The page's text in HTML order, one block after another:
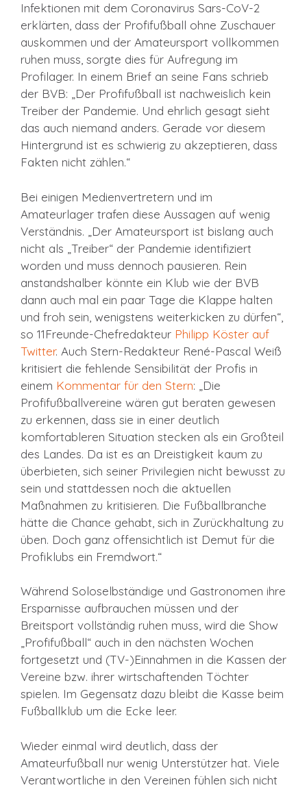
Infektionen mit dem Coronavirus Sars-CoV-2
erklärten, dass der Profifußball ohne Zuschauer
auskommen und der Amateursport vollkommen
ruhen muss, sorgte dies für Aufregung im
Profilager. In einem Brief an seine Fans schrieb
der BVB: „Der Profifußball ist nachweislich kein
Treiber der Pandemie. Und ehrlich gesagt sieht
das auch niemand anders. Gerade vor diesem
Hintergrund ist es schwierig zu akzeptieren, dass
Fakten nicht zählen.“
Bei einigen Medienvertretern und im
Amateurlager trafen diese Aussagen auf wenig
Verständnis. „Der Amateursport ist bislang auch
nicht als „Treiber“ der Pandemie identifiziert
worden und muss dennoch pausieren. Rein
anstandshalber könnte ein Klub wie der BVB
dann auch mal ein paar Tage die Klappe halten
und froh sein, wenigstens weiterkicken zu dürfen“,
so 11Freunde-Chefredakteur Philipp Köster auf
Twitter. Auch Stern-Redakteur René-Pascal Weiß
kritisiert die fehlende Sensibilität der Profis in
einem Kommentar für den Stern: „Die
Profifußballvereine wären gut beraten gewesen
zu erkennen, dass sie in einer deutlich
komfortableren Situation stecken als ein Großteil
des Landes. Da ist es an Dreistigkeit kaum zu
überbieten, sich seiner Privilegien nicht bewusst zu
sein und stattdessen noch die aktuellen
Maßnahmen zu kritisieren. Die Fußballbranche
hätte die Chance gehabt, sich in Zurückhaltung zu
üben. Doch ganz offensichtlich ist Demut für die
Profiklubs ein Fremdwort.“
Während Soloselbständige und Gastronomen ihre
Ersparnisse aufbrauchen müssen und der
Breitsport vollständig ruhen muss, wird die Show
„Profifußball“ auch in den nächsten Wochen
fortgesetzt und (TV-)Einnahmen in die Kassen der
Vereine bzw. ihrer wirtschaftenden Töchter
spielen. Im Gegensatz dazu bleibt die Kasse beim
Fußballklub um die Ecke leer.
Wieder einmal wird deutlich, dass der
Amateurfußball nur wenig Unterstützer hat. Viele
Verantwortliche in den Vereinen fühlen sich nicht